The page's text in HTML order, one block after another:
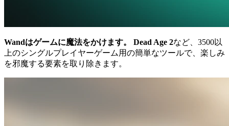
Wandはゲームに魔法をかけます。 Dead Age 2など、3500以
上のシングルプレイヤーゲーム用の簡単なツールで、楽しみ
を邪魔する要素を取り除きます。